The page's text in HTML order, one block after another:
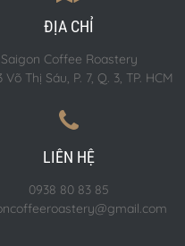
ĐỊA CHỈ
Saigon Coffee Roastery
Võ Thị Sáu, P. 7, Q. 3, TP. HCM
LIÊN HỆ
0938 80 83 85